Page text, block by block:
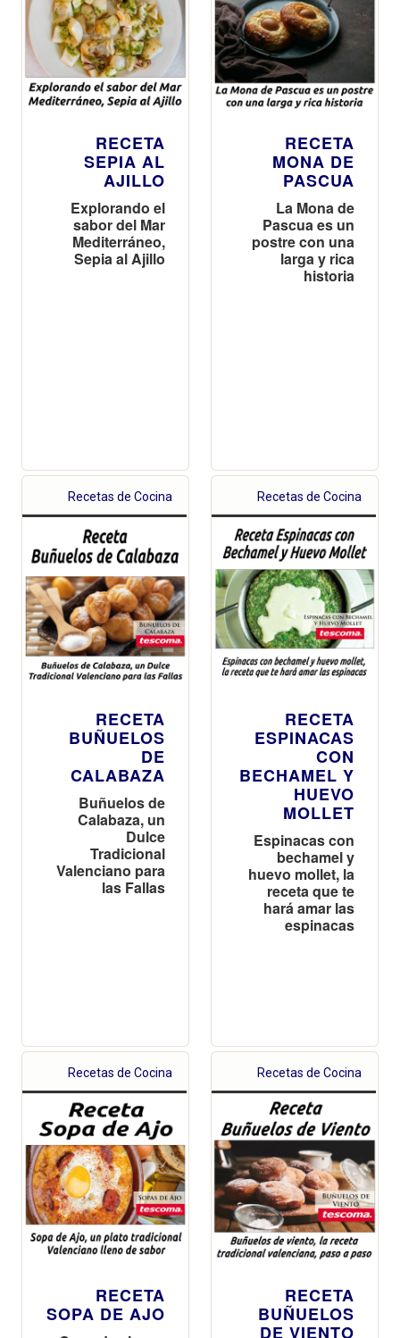
RECETA
SEPIA AL
AJILLO
Explorando el
sabor del Mar
Mediterráneo,
Sepia al Ajillo
RECETA
MONA DE
PASCUA
La Mona de
Pascua es un
postre con una
larga y rica
historia
Recetas de Cocina
RECETA
BUÑUELOS
DE
CALABAZA
Buñuelos de
Calabaza, un
Dulce
Tradicional
Valenciano para
las Fallas
Recetas de Cocina
RECETA
ESPINACAS
CON
BECHAMEL Y
HUEVO
MOLLET
Espinacas con
bechamel y
huevo mollet, la
receta que te
hará amar las
espinacas
Recetas de Cocina
RECETA
SOPA DE AJO
Recetas de Cocina
RECETA
BUÑUELOS
DE VIENTO